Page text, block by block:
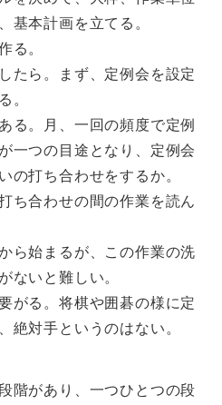
基本計画を立てる。
る。
たら。まず、定例会を設定
。
る。月、一回の頻度で定例
一つの目途となり、定例会
の打ち合わせをするか。
ち合わせの間の作業を読ん
ら始まるが、この作業の洗
ないと難しい。
がる。将棋や囲碁の様に定
絶対手というのはない。
階があり、一つひとつの段